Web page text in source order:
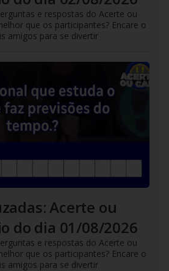
e respostas do Acerte ou
que os participantes? Encare o
amigos para se divertir
Acerte ou
do dia 01/08/2026
e respostas do Acerte ou
que os participantes? Encare o
amigos para se divertir